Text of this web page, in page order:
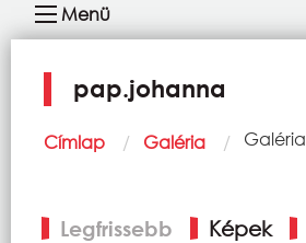
navigáció
Menü
pap.johanna
Morzsa
Címlap Galéria Current:
Galéria
fülek
Legfrissebb Képek